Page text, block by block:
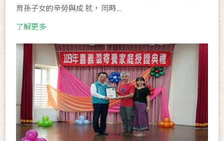
育孫子女的辛勞與成 就， 同時...
了解更多